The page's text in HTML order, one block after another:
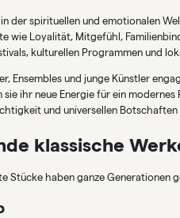
der spirituellen und emotionalen
wie Loyalität, Mitgefühl,
kulturellen Programmen und
Ensembles und junge Künstler
sie ihr neue Energie für ein
und universellen
klassische
Stücke haben ganze Generationen